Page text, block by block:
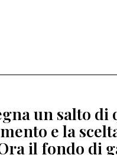
un salto
e la
il fondo di